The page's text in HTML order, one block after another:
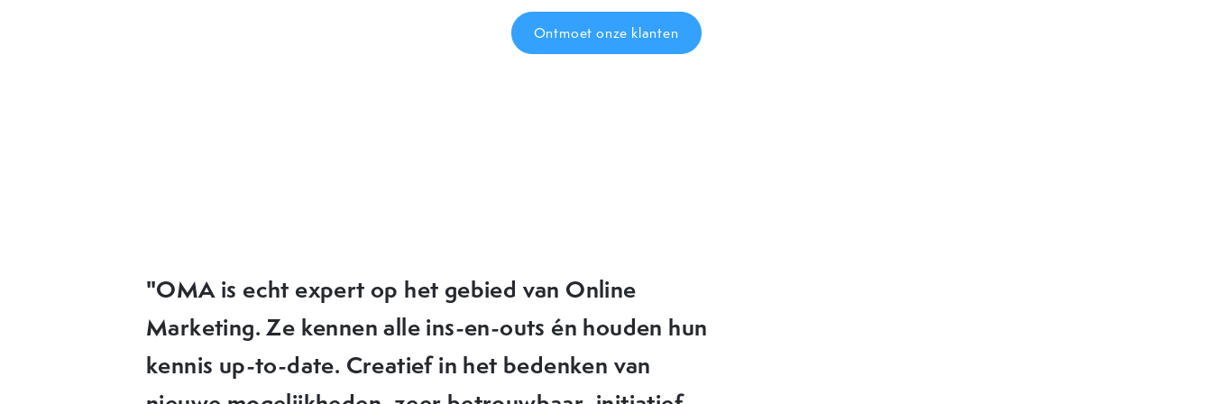
Ontmoet onze klanten
"OMA heeft elke keer weer goede tips en nieuwe
ideeën die we in de praktijk zouden kunnen brengen.
OMA denkt met je mee, en doorziet waar de